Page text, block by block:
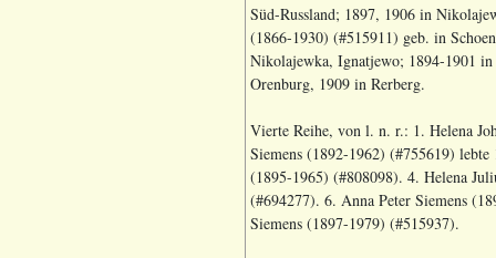
Süd-Russland; 1897, 1906 in
(1866-1930) (#515911) geb. in
Nikolajewka, Ignatjewo; 1894-1901
Orenburg, 1909 in Rerberg.
Vierte Reihe, von l. n. r.: 1. Helena
Siemens (1892-1962) (#755619)
(1895-1965) (#808098). 4. Helena
(#694277). 6. Anna Peter Siemens
Siemens (1897-1979) (#515937).